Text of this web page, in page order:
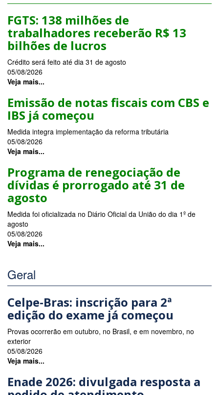
FGTS: 138 milhões de
trabalhadores receberão R$ 13
bilhões de lucros
Crédito será feito até dia 31 de agosto
05/08/2026
Veja mais...
Emissão de notas fiscais com CBS e
IBS já começou
Medida integra implementação da reforma tributária
05/08/2026
Veja mais...
Programa de renegociação de
dívidas é prorrogado até 31 de
agosto
Medida foi oficializada no Diário Oficial da União do dia 1º de
agosto
05/08/2026
Veja mais...
Celpe-Bras: inscrição para 2ª
edição do exame já começou
Provas ocorrerão em outubro, no Brasil, e em novembro, no
exterior
05/08/2026
Veja mais...
Enade 2026: divulgada resposta a
pedido de atendimento